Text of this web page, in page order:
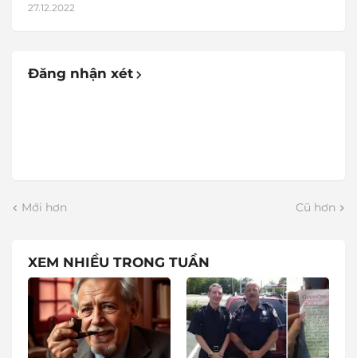
27.12.2022
Đăng nhận xét
Mới hơn Cũ hơn
XEM NHIỀU TRONG TUẦN